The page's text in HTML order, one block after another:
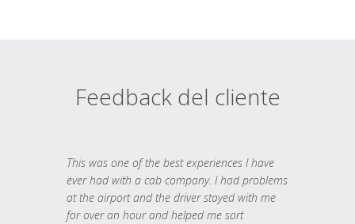
Feedback del cliente
This was one of the best experiences I have
ever had with a cab company. I had problems
at the airport and the driver stayed with me
for over an hour and helped me sort